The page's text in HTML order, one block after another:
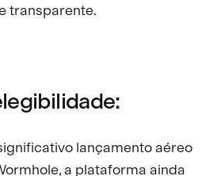
transparente.
lançamento aéreo
a plataforma ainda